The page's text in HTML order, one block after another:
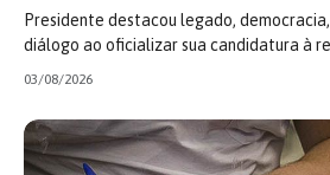
Presidente destacou legado,
diálogo ao oficializar sua candidatura à
03/08/2026